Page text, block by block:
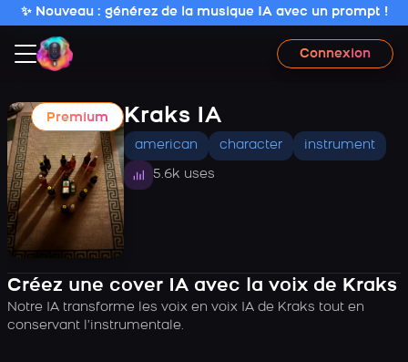
✨ Nouveau : générez de la musique IA avec un prompt !
Connexion
Premium Kraks IA
american character instrument
5.6k uses
Créez une cover IA avec la voix de Kraks
Notre IA transforme les voix en voix IA de Kraks tout en
conservant l’instrumentale.